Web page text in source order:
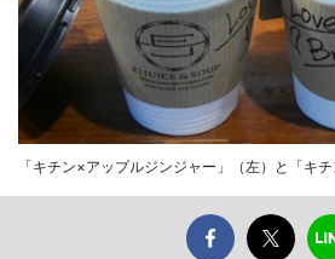
「キチン×アップルジンジャー」（左）と「キ